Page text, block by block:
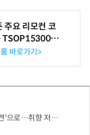
주요 리모컨 코
TSOP15300 시
기 출시
바로가기>
저격이 이탈 막는다